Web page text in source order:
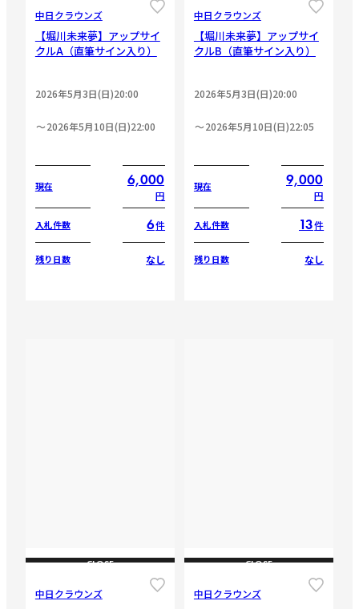
中日クラウンズ
【堀川未来夢】アップサイ
クルA（直筆サイン入り）
2026年5月3日(日)20:00
2026年5月10日(日)22:00
現在 6,000
円
入札件数 6件
残り日数 なし
中日クラウンズ
【堀川未来夢】アップサイ
クルB（直筆サイン入り）
2026年5月3日(日)20:00
2026年5月10日(日)22:05
現在 9,000
円
入札件数 13件
残り日数 なし
CLOSE
中日クラウンズ
CLOSE
中日クラウンズ